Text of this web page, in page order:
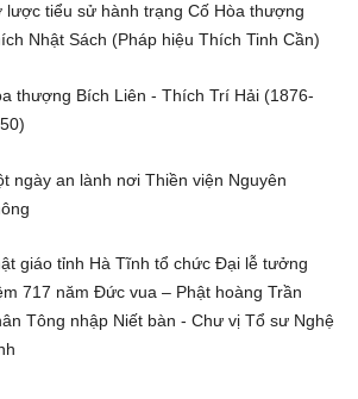
lược tiểu sử hành trạng Cố Hòa thượng
Nhật Sách (Pháp hiệu Thích Tinh Cần)
thượng Bích Liên - Thích Trí Hải (1876-
ngày an lành nơi Thiền viện Nguyên
giáo tỉnh Hà Tĩnh tổ chức Đại lễ tưởng
717 năm Đức vua – Phật hoàng Trần
Tông nhập Niết bàn - Chư vị Tổ sư Nghệ